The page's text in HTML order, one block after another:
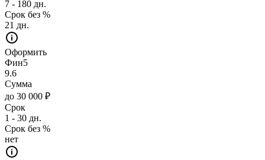
7 - 180 дн.
Срок без %
21 дн.
Оформить
Фин5
9.6
Сумма
до 30 000 ₽
Срок
1 - 30 дн.
Срок без %
нет